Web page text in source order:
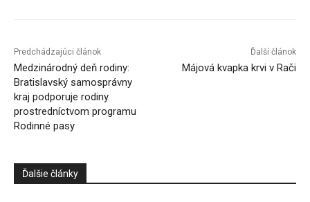
Predchádzajúci článok
Medzinárodný deň rodiny:
Bratislavský samosprávny
kraj podporuje rodiny
prostredníctvom programu
Rodinné pasy
Ďalší článok
Májová kvapka krvi v Rači
Ďalšie články